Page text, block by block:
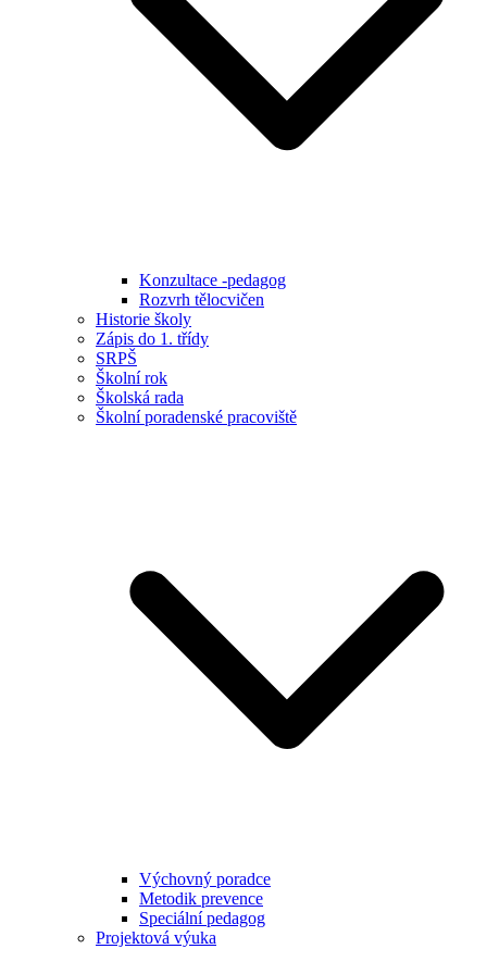
Konzultace -pedagog
Rozvrh tělocvičen
Historie školy
Zápis do 1. třídy
SRPŠ
Školní rok
Školská rada
Školní poradenské pracoviště
Výchovný poradce
Metodik prevence
Speciální pedagog
Projektová výuka